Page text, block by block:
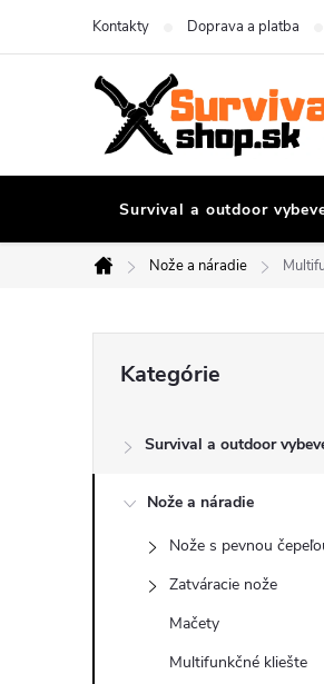
Kontakty Doprava a platba
Survival a outdoor
Domov
Nože a náradie
č
kategórie
Kategórie
Survival a outdoor
Nože a náradie
Nože s pevnou
Zatváracie nože
Mačety
Multifunkčné kliešte